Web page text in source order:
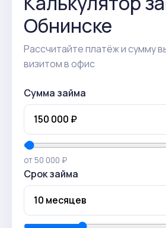
Обнинске
Рассчитайте платёж и сумму
визитом в офис
Сумма займа
от 50 000 ₽
Срок займа